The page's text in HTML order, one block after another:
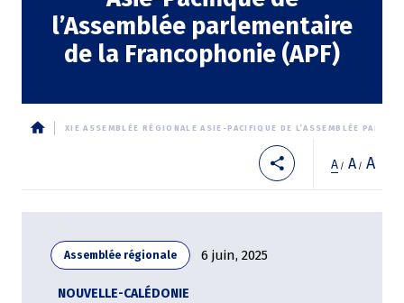
l’Assemblée parlementaire
de la Francophonie (APF)
d'Ariane
XIE ASSEMBLÉE RÉGIONALE ASIE-PACIFIQUE DE L’ASSEMBLÉE
A / A / A
Assemblée régionale 6 juin, 2025
NOUVELLE-CALÉDONIE